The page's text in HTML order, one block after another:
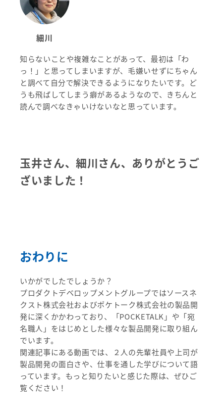
細川
知らないことや複雑なことがあって、最初は「わ
っ！」と思ってしまいますが、毛嫌いせずにちゃん
と調べて自分で解決できるようになりたいです。ど
うも飛ばしてしまう癖があるようなので、きちんと
読んで調べなきゃいけないなと思っています。
玉井さん、細川さん、ありがとうご
ざいました！
おわりに
いかがでしたでしょうか？
プロダクトデベロップメントグループではソースネ
クスト株式会社およびポケトーク株式会社の製品開
発に深くかかわっており、「POCKETALK」や「宛
名職人」をはじめとした様々な製品開発に取り組ん
でいます。
関連記事にある動画では、２人の先輩社員や上司が
製品開発の面白さや、仕事を通した学びについて語
っています。もっと知りたいと感じた際は、ぜひご
覧ください！